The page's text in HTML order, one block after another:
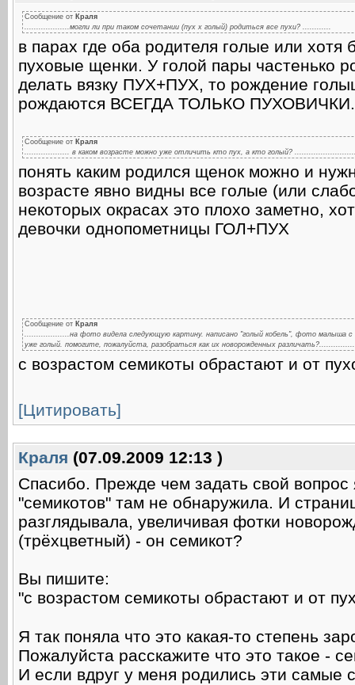
Сообщение от Краля
...................могли ли при таком сочетании (пух х голый) родиться все пухи? ............
в парах где оба родителя голые или
пуховые щенки. У голой пары частенько
делать вязку ПУХ+ПУХ, то рождение
рождаются ВСЕГДА ТОЛЬКО ПУХОВИЧКИ.
Сообщение от Краля
................... в каком возрасте можно уже отличить кто пух, а кто голый?
понять каким родился щенок можно и
возрасте явно видны все голые (или
некоторых окрасах это плохо заметно,
девочки однопометницы ГОЛ+ПУХ
Сообщение от Краля
...................на фото видела следующую картину. написано "голый кобель", фото малыша
уже голый. помогите, пожалуйста, разобраться как их новорожденных
с возрастом семикоты обрастают и от
[Цитировать]
Краля (07.09.2009 12:13 )
Спасибо. Прежде чем задать свой вопрос
"семикотов" там не обнаружила. И
разглядывала, увеличивая фотки
(трёхцветный) - он семикот?
Вы пишите:
"с возрастом семикоты обрастают и от
Я так поняла что это какая-то степень
Пожалуйста расскажите что это такое -
И если вдруг у меня родились эти самые